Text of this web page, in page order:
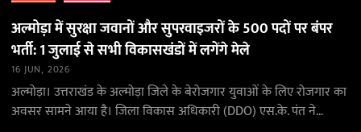
अल्मोड़ा में सुरक्षा जवानों और सुपरवाइजरों के 500 पदों पर बंपर
भर्ती: 1 जुलाई से सभी विकासखंडों में लगेंगे मेले
16 JUN, 2026
अल्मोड़ा। उत्तराखंड के अल्मोड़ा जिले के बेरोजगार युवाओं के लिए रोजगार का
अवसर सामने आया है। जिला विकास अधिकारी (DDO) एस.के. पंत ने